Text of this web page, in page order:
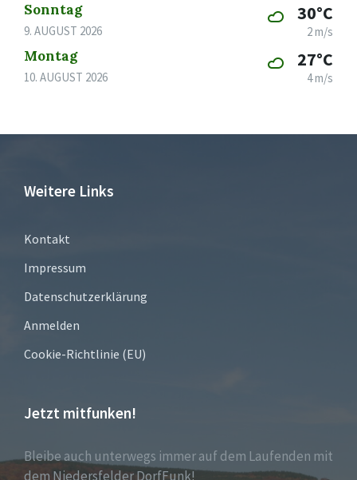
Sonntag
9. AUGUST 2026
30°C
2 m/s
Montag
10. AUGUST 2026
27°C
4 m/s
Weitere Links
Kontakt
Impressum
Datenschutzerklärung
Anmelden
Cookie-Richtlinie (EU)
Jetzt mitfunken!
Bleibe auch unterwegs immer auf dem Laufenden mit
dem Niedersfelder DorfFunk!